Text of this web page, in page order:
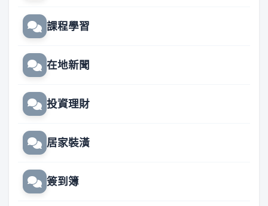
課程學習
在地新聞
投資理財
居家裝潢
簽到簿